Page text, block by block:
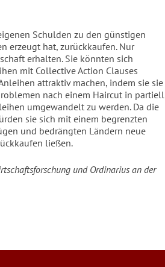
Schulden zu den günstigen
erzeugt hat, zurückkaufen. Nur
erhalten. Sie könnten sich
mit Collective Action Clauses
attraktiv machen, indem sie sie
nach einem Haircut in partiell
umgewandelt zu werden. Da die
sie sich mit einem begrenzten
und bedrängten Ländern neue
ließen.
und Ordinarius an der